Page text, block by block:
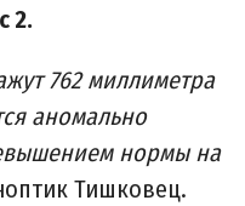
2.
762 миллиметра
аномально
нормы на
Тишковец.